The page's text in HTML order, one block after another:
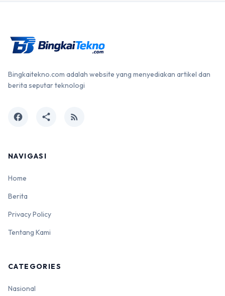
Bingkaitekno.com adalah website yang menyediakan artikel dan
berita seputar teknologi
facebook share rss_feed
NAVIGASI
Home
Berita
Privacy Policy
Tentang Kami
CATEGORIES
Nasional